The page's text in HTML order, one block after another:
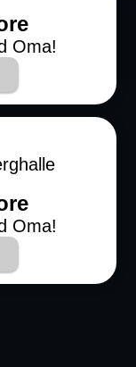
Oma!
Oma!